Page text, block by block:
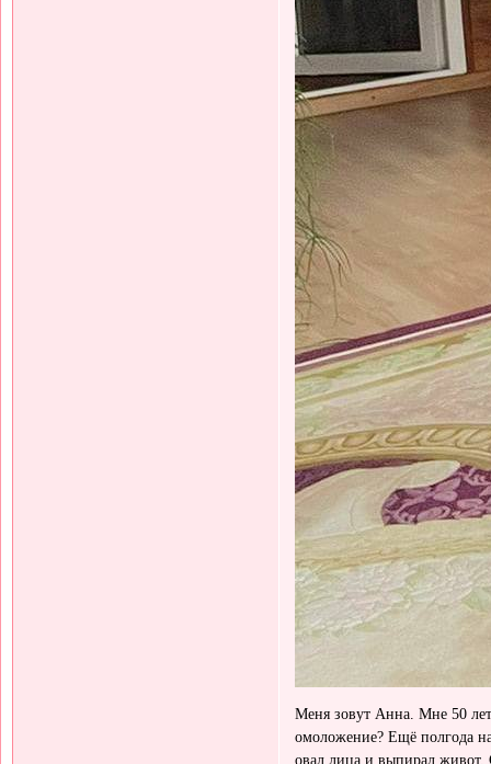
Меня зовут Анна. Мне 50
омоложение? Ещё полгода
овал лица и выпирал живот.